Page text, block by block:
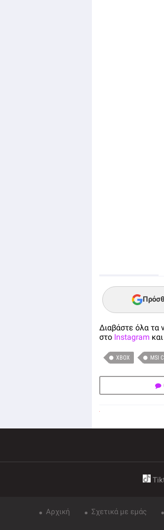
Διαβάστε όλα τα
στο Instagram και
XBOX MSI
Αρχική Σχετικά με εμάς